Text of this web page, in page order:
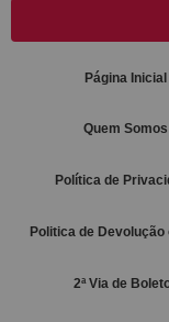
Página Inicial
Quem Somos
Política de
Politica de Devolução
2ª Via de